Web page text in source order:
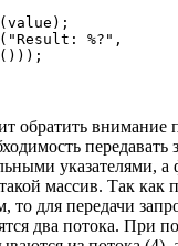
%?",
обратить внимание
передавать
указателями,
массив. Так как
то для передачи
два потока. При